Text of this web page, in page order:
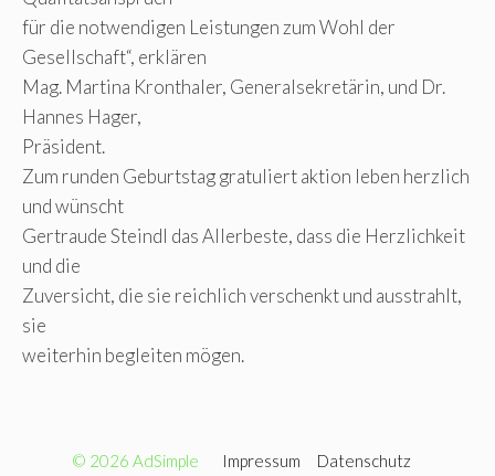
für die notwendigen Leistungen zum Wohl der
Gesellschaft“, erklären
Mag. Martina Kronthaler, Generalsekretärin, und Dr.
Hannes Hager,
Präsident.
Zum runden Geburtstag gratuliert aktion leben herzlich
und wünscht
Gertraude Steindl das Allerbeste, dass die Herzlichkeit
und die
Zuversicht, die sie reichlich verschenkt und ausstrahlt,
sie
weiterhin begleiten mögen.
© 2026 AdSimple Impressum Datenschutz